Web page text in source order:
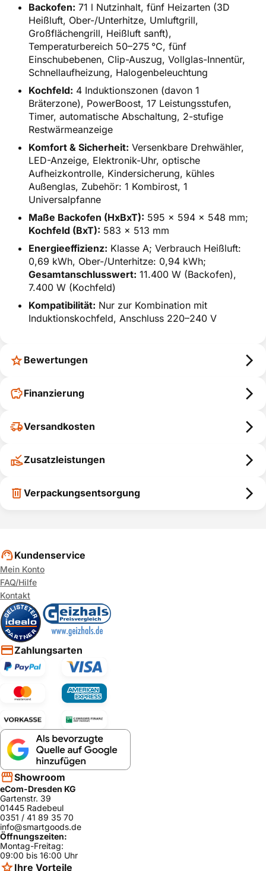
Backofen: 71 l Nutzinhalt, fünf Heizarten (3D
Heißluft, Ober-/Unterhitze, Umluftgrill,
Großflächengrill, Heißluft sanft),
Temperaturbereich 50–275 °C, fünf
Einschubebenen, Clip-Auszug, Vollglas-Innentür,
Schnellaufheizung, Halogenbeleuchtung
Kochfeld: 4 Induktionszonen (davon 1
Bräterzone), PowerBoost, 17 Leistungsstufen,
Timer, automatische Abschaltung, 2-stufige
Restwärmeanzeige
Komfort & Sicherheit: Versenkbare Drehwähler,
LED-Anzeige, Elektronik-Uhr, optische
Aufheizkontrolle, Kindersicherung, kühles
Außenglas, Zubehör: 1 Kombirost, 1
Universalpfanne
Maße Backofen (HxBxT): 595 x 594 x 548 mm;
Kochfeld (BxT): 583 x 513 mm
Energieeffizienz: Klasse A; Verbrauch Heißluft:
0,69 kWh, Ober-/Unterhitze: 0,94 kWh;
Gesamtanschlusswert: 11.400 W (Backofen),
7.400 W (Kochfeld)
Kompatibilität: Nur zur Kombination mit
Induktionskochfeld, Anschluss 220–240 V
Bewertungen
Finanzierung
Versandkosten
Zusatzleistungen
Verpackungsentsorgung
Kundenservice
Mein Konto
FAQ/Hilfe
Kontakt
Zahlungsarten
Showroom
eCom-Dresden KG
Gartenstr. 39
01445 Radebeul
0351 / 41 89 35 70
info@smartgoods.de
Öffnungszeiten:
Montag-Freitag:
09:00 bis 16:00 Uhr
Ihre Vorteile